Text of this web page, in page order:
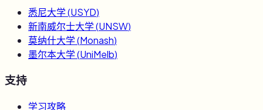
悉尼大学(USYD)
新南威尔士大学(UNSW)
莫纳什大学(Monash)
墨尔本大学(UniMelb)
支持
学习攻略